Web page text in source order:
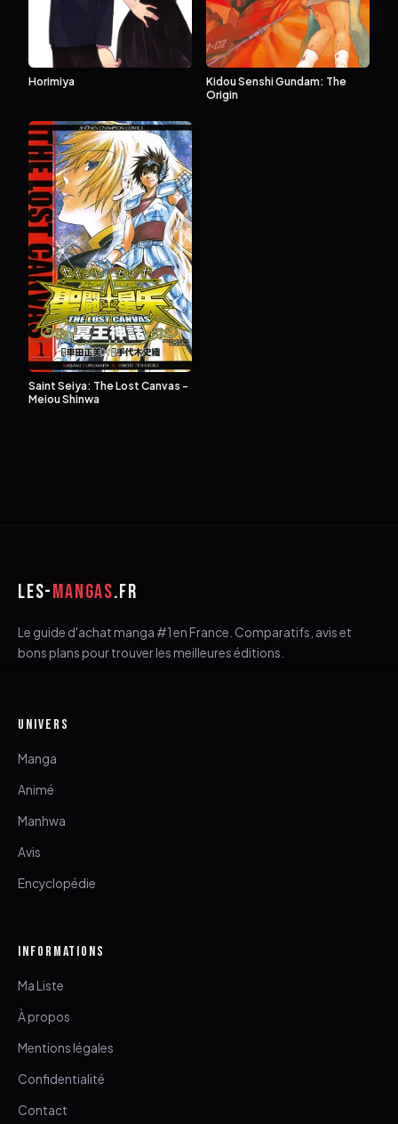
Horimiya
Kidou Senshi Gundam: The
Origin
Saint Seiya: The Lost Canvas -
Meiou Shinwa
LES-MANGAS.FR
Le guide d'achat manga #1 en France. Comparatifs, avis et
bons plans pour trouver les meilleures éditions.
UNIVERS
Manga
Animé
Manhwa
Avis
Encyclopédie
INFORMATIONS
Ma Liste
À propos
Mentions légales
Confidentialité
Contact